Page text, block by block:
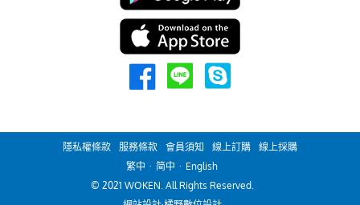
隱私權條款 服務條款 會員須知 線上訂購
線上採購
繁中 · 简中 · English
© 2021 WOKEN. All Rights Reserved.